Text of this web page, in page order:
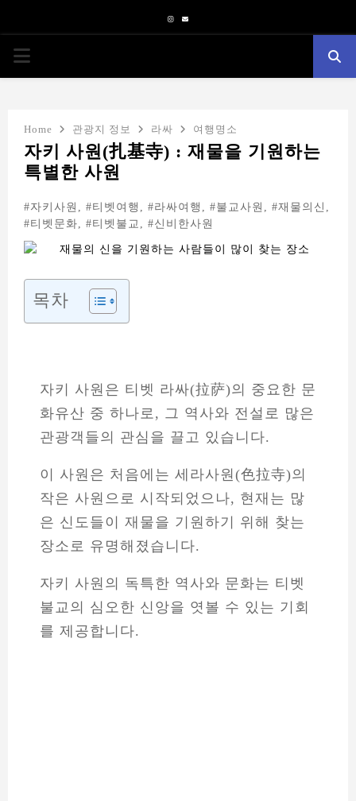
Instagram
Email
PRIMARY
Home 관광지 정보 라싸 여행명소
자키 사원(扎基寺) : 재물을 기원하는
특별한 사원
#자키사원, #티벳여행, #라싸여행, #불교사원, #재물의신,
#티벳문화, #티벳불교, #신비한사원
목차
자키 사원은 티벳 라싸(拉萨)의 중요한 문
화유산 중 하나로, 그 역사와 전설로 많은
관광객들의 관심을 끌고 있습니다.
이 사원은 처음에는 세라사원(色拉寺)의
작은 사원으로 시작되었으나, 현재는 많
은 신도들이 재물을 기원하기 위해 찾는
장소로 유명해졌습니다.
자키 사원의 독특한 역사와 문화는 티벳
불교의 심오한 신앙을 엿볼 수 있는 기회
를 제공합니다.